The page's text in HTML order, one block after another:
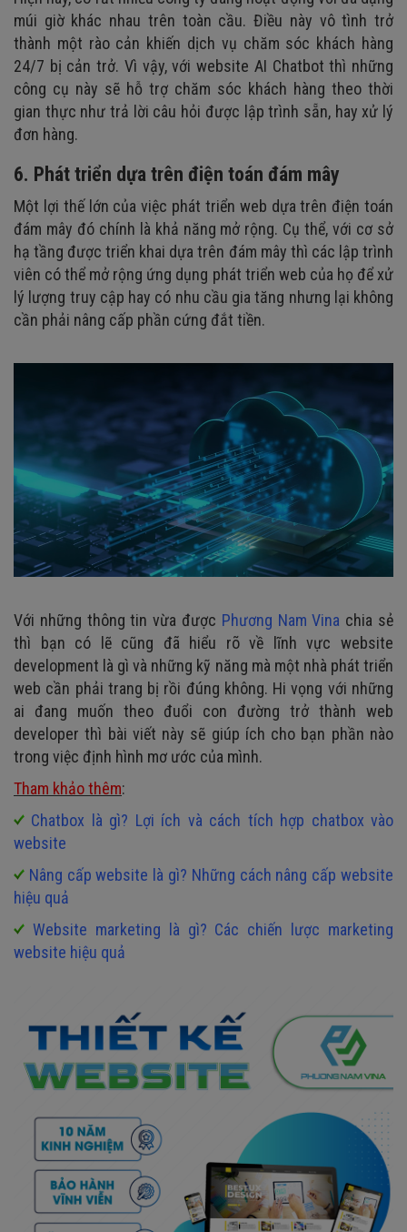
múi giờ khác nhau trên toàn cầu. Điều này vô tình trở
thành một rào cản khiến dịch vụ chăm sóc khách hàng
24/7 bị cản trở. Vì vậy, với website AI Chatbot thì những
công cụ này sẽ hỗ trợ chăm sóc khách hàng theo thời
gian thực như trả lời câu hỏi được lập trình sẵn, hay xử lý
đơn hàng.
6. Phát triển dựa trên điện toán đám mây
Một lợi thế lớn của việc phát triển web dựa trên điện toán
đám mây đó chính là khả năng mở rộng. Cụ thể, với cơ sở
hạ tầng được triển khai dựa trên đám mây thì các lập trình
viên có thể mở rộng ứng dụng phát triển web của họ để xử
lý lượng truy cập hay có nhu cầu gia tăng nhưng lại không
cần phải nâng cấp phần cứng đắt tiền.
Với những thông tin vừa được Phương Nam Vina chia sẻ
thì bạn có lẽ cũng đã hiểu rõ về lĩnh vực website
development là gì và những kỹ năng mà một nhà phát triển
web cần phải trang bị rồi đúng không. Hi vọng với những
ai đang muốn theo đuổi con đường trở thành web
developer thì bài viết này sẽ giúp ích cho bạn phần nào
trong việc định hình mơ ước của mình.
Tham khảo thêm:
Chatbox là gì? Lợi ích và cách tích hợp chatbox vào
website
Nâng cấp website là gì? Những cách nâng cấp website
hiệu quả
Website marketing là gì? Các chiến lược marketing
website hiệu quả